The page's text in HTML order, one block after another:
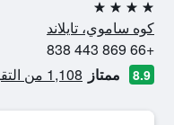
4 نجوم
كوه ساموي، تايلاند
+66 869 443 838
8.9 ممتاز 1,108 من التقييمات تم التحقق منها